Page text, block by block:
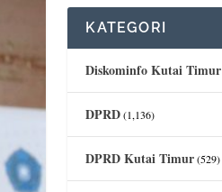
KATEGORI
Diskominfo Kutai Timur
DPRD(1,136)
DPRD Kutai Timur(529)